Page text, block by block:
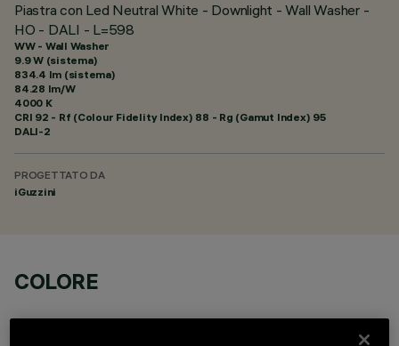
Piastra con Led Neutral White - Downlight - Wall Washer -
HO - DALI - L=598
WW - Wall Washer
9.9 W (sistema)
834.4 lm (sistema)
84.28 lm/W
4000 K
CRI 92 - Rf (Colour Fidelity Index) 88 - Rg (Gamut Index) 95
DALI-2
PROGETTATO DA
iGuzzini
COLORE